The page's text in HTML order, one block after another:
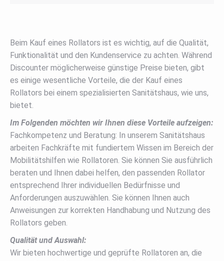
Beim Kauf eines Rollators ist es wichtig, auf die Qualität,
Funktionalität und den Kundenservice zu achten. Während
Discounter möglicherweise günstige Preise bieten, gibt
es einige wesentliche Vorteile, die der Kauf eines
Rollators bei einem spezialisierten Sanitätshaus, wie uns,
bietet.
Im Folgenden möchten wir Ihnen diese Vorteile aufzeigen:
Fachkompetenz und Beratung: In unserem Sanitätshaus
arbeiten Fachkräfte mit fundiertem Wissen im Bereich der
Mobilitätshilfen wie Rollatoren. Sie können Sie ausführlich
beraten und Ihnen dabei helfen, den passenden Rollator
entsprechend Ihrer individuellen Bedürfnisse und
Anforderungen auszuwählen. Sie können Ihnen auch
Anweisungen zur korrekten Handhabung und Nutzung des
Rollators geben.
Qualität und Auswahl:
Wir bieten hochwertige und geprüfte Rollatoren an, die